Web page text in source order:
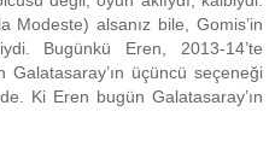
Modeste) alsanız bile, Gomis’in
Bugünkü Eren, 2013-14’te
Galatasaray’ın üçüncü seçeneği
Ki Eren bugün Galatasaray’ın